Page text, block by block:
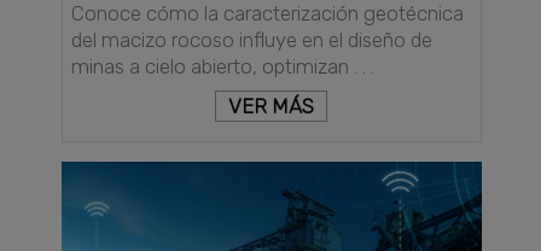
Conoce cómo la caracterización geotécnica
del macizo rocoso influye en el diseño de
minas a cielo abierto, optimizan . . .
VER MÁS